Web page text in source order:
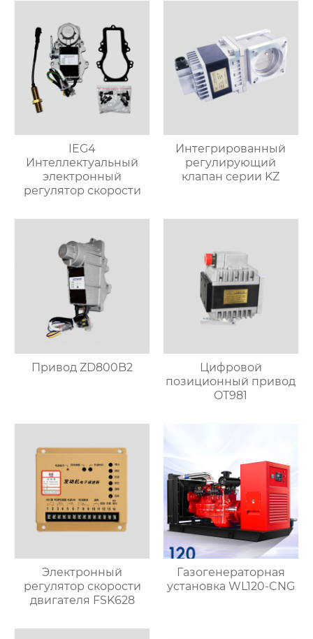
IEG4
Интеллектуальный
электронный
регулятор скорости
Интегрированный
регулирующий
клапан серии KZ
Привод ZD800B2
Цифровой
позиционный привод
OT981
Электронный
регулятор скорости
двигателя FSK628
Газогенераторная
установка WL120-CNG